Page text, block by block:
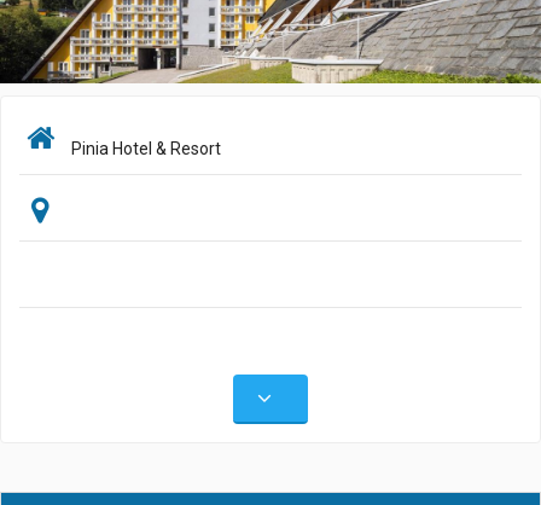
Pinia Hotel & Resort